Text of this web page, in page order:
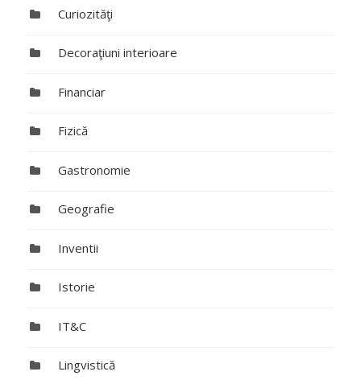
Curiozităţi
Decoraţiuni interioare
Financiar
Fizică
Gastronomie
Geografie
Inventii
Istorie
IT&C
Lingvistică